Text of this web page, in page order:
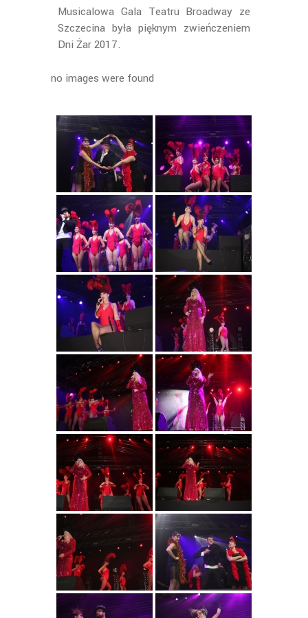
Musicalowa Gala Teatru Broadway ze
Szczecina była pięknym zwieńczeniem
Dni Żar 2017.
no images were found